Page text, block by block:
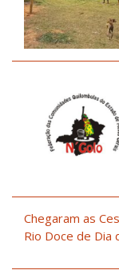
Chegaram as
Rio Doce de Dia